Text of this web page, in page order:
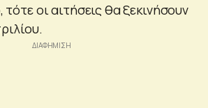
τότε οι αιτήσεις θα ξεκινήσουν